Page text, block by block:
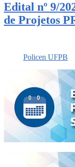
Edital nº 9/
de Projetos
Policen UFPB